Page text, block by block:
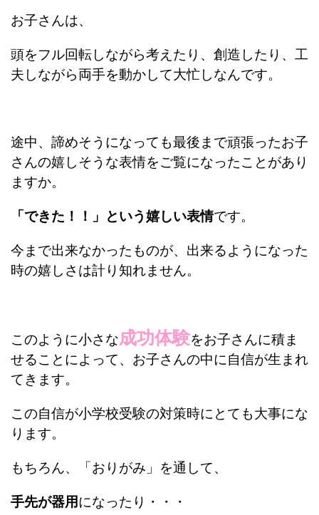
お子さんは、
頭をフル回転しながら考えたり、創造したり、工
夫しながら両手を動かして大忙しなんです。
途中、諦めそうになっても最後まで頑張ったお子
さんの嬉しそうな表情をご覧になったことがあり
ますか。
「できた！！」という嬉しい表情です。
今まで出来なかったものが、出来るようになった
時の嬉しさは計り知れません。
このように小さな成功体験をお子さんに積ま
せることによって、お子さんの中に自信が生まれ
てきます。
この自信が小学校受験の対策時にとても大事にな
ります。
もちろん、「おりがみ」を通して、
手先が器用になったり・・・